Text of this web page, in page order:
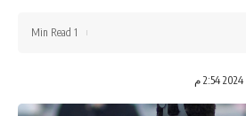
1 Min Read